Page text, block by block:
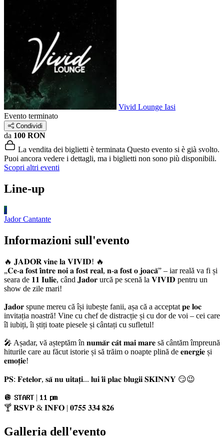
Vivid Lounge Iasi
Evento terminato
Condividi
da 100 RON
La vendita dei biglietti è terminata Questo evento si è già svolto.
Puoi ancora vedere i dettagli, ma i biglietti non sono più disponibili.
Scopri altri eventi
Line-up
J
Jador Cantante
Informazioni sull'evento
🔥 𝐉𝐀𝐃𝐎𝐑 𝐯𝐢𝐧𝐞 𝐥𝐚 𝐕𝐈𝐕𝐈𝐃! 🔥
„𝐂𝐞-𝐚 𝐟𝐨𝐬𝐭 𝐢̂𝐧𝐭𝐫𝐞 𝐧𝐨𝐢 𝐚 𝐟𝐨𝐬𝐭 𝐫𝐞𝐚𝐥, 𝐧-𝐚 𝐟𝐨𝐬𝐭 𝐨 𝐣𝐨𝐚𝐜𝐚̆” – iar reală va fi și
seara de 𝟏𝟏 𝐈𝐮𝐥𝐢𝐞, când 𝐉𝐚𝐝𝐨𝐫 urcă pe scenă la 𝐕𝐈𝐕𝐈𝐃 pentru un
show de zile mari!
𝐉𝐚𝐝𝐨𝐫 spune mereu că își iubește fanii, așa că a acceptat 𝐩𝐞 𝐥𝐨𝐜
invitația noastră! Vine cu chef de distracție și cu dor de voi – cei care
îl iubiți, îi știți toate piesele și cântați cu sufletul!
🎤 Așadar, vă așteptăm în 𝐧𝐮𝐦𝐚̆𝐫 𝐜𝐚̂𝐭 𝐦𝐚𝐢 𝐦𝐚𝐫𝐞 să cântăm împreună
hiturile care au făcut istorie și să trăim o noapte plină de 𝐞𝐧𝐞𝐫𝐠𝐢𝐞 și
𝐞𝐦𝐨𝐭̦𝐢𝐞!
𝐏𝐒: 𝐅𝐞𝐭𝐞𝐥𝐨𝐫, 𝐬𝐚̆ 𝐧𝐮 𝐮𝐢𝐭𝐚𝐭̦𝐢... 𝐥𝐮𝐢 𝐢̂𝐢 𝐩𝐥𝐚𝐜 𝐛𝐥𝐮𝐠𝐢𝐢 𝐒𝐊𝐈𝐍𝐍𝐘 😏😉
🪩 𝐒𝐓𝐀𝐑𝐓 | 𝟏𝟏 𝐩𝐦
🍸 𝐑𝐒𝐕𝐏 & 𝐈𝐍𝐅𝐎 | 𝟎𝟕𝟓𝟓 𝟑𝟑𝟒 𝟖𝟐𝟔
Galleria dell'evento